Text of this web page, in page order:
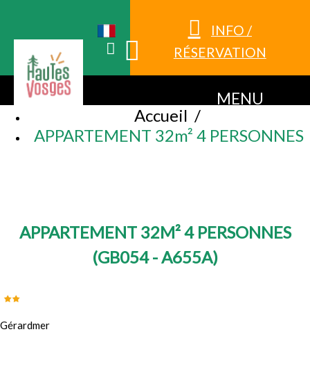
INFO /
RÉSERVATION
MENU
Accueil /
APPARTEMENT 32m² 4 PERSONNES
APPARTEMENT 32M² 4 PERSONNES
(GB054 - A655A)
Gérardmer